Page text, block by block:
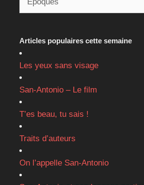
Articles populaires cette semaine
Les yeux sans visage
San-Antonio – Le film
T’es beau, tu sais !
Traits d’auteurs
On l’appelle San-Antonio